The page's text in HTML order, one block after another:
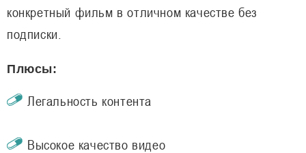
конкретный фильм в отличном качестве без
подписки.
Плюсы:
Легальность контента
Высокое качество видео